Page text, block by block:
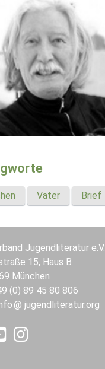
Vater Brief
Jugendliteratur e.V.
15, Haus B
München
(0) 89 45 80 806
jugendliteratur.org